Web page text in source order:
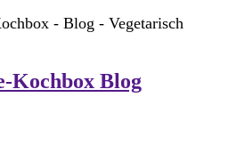
Kochbox Blog